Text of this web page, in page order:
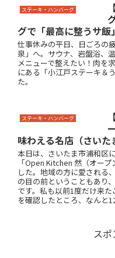
ステーキ・ハンバーグ
グで「最高に整うサ飯」
仕事休みの平日、日ごろの
泉」へ。サウナ、岩盤浴、
メニューで整えたい！肉を
にある「小江戸ステーキ＆
た。
ステーキ・ハンバーグ
味わえる名店（さいた
本日は、さいたま市浦和区
「Open Kitchen 然（オー
した。地域の方に愛される
の目の前ということもあり
です。私も以前1度だけ来
を確認したところ、なんと
スポ